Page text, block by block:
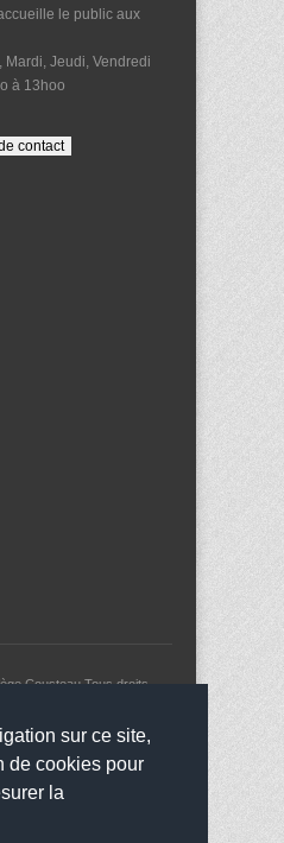
sur ce site,
de cookies pour
la
le public aux
Jeudi, Vendredi
à 13hoo
Cousteau Tous droits